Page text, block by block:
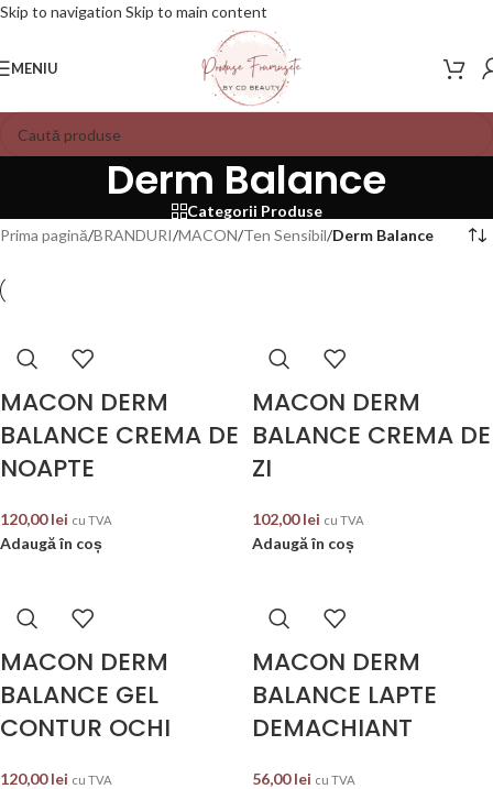
Skip to navigation Skip to main content
MENIU
Derm Balance
Categorii Produse
Prima pagină/BRANDURI/MACON/Ten Sensibil/Derm Balance
MACON DERM
BALANCE CREMA DE
NOAPTE
120,00lei cu TVA
Adaugă în coș
MACON DERM
BALANCE CREMA DE
ZI
102,00lei cu TVA
Adaugă în coș
MACON DERM
BALANCE GEL
CONTUR OCHI
120,00lei cu TVA
MACON DERM
BALANCE LAPTE
DEMACHIANT
56,00lei cu TVA